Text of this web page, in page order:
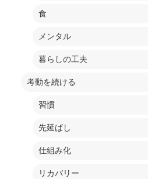
食
メンタル
暮らしの工夫
考動を続ける
習慣
先延ばし
仕組み化
リカバリー